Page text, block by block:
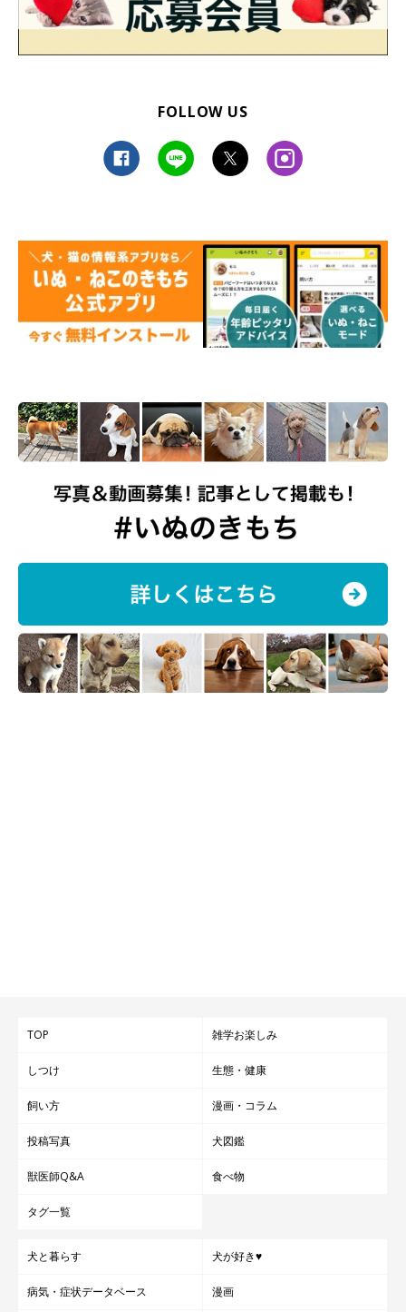
FOLLOW US
TOP 雑学お楽しみ
しつけ 生態・健康
飼い方 漫画・コラム
投稿写真 犬図鑑
獣医師Q&A 食べ物
タグ一覧
犬と暮らす 犬が好き♥
病気・症状データベース 漫画